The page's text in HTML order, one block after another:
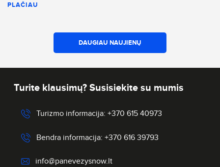
PLAČIAU
DAUGIAU NAUJIENŲ
Turite klausimų? Susisiekite su mumis
Turizmo informacija: +370 615 40973
Bendra informacija: +370 616 39793
info@panevezysnow.lt